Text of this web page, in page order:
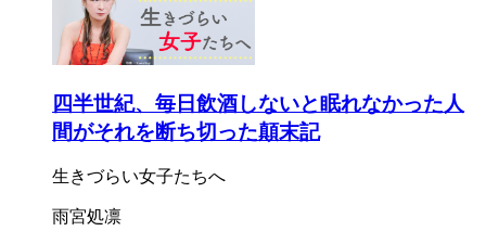
四半世紀、毎日飲酒しないと眠れなかった人
間がそれを断ち切った顛末記
生きづらい女子たちへ
雨宮処凛